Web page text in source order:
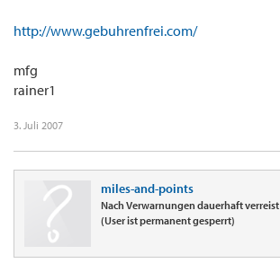
http://www.gebuhrenfrei.com/
mfg
rainer1
3. Juli 2007
miles-and-points
Nach Verwarnungen dauerhaft verreist
(User ist permanent gesperrt)